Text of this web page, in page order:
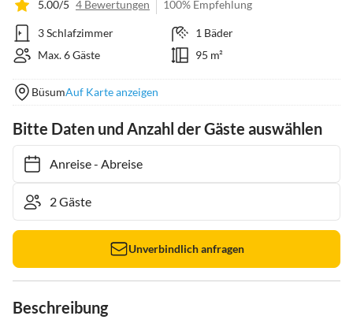
5.00/5 4 Bewertungen 100% Empfehlung
3 Schlafzimmer
1 Bäder
Max. 6 Gäste
95 m²
BüsumAuf Karte anzeigen
Bitte Daten und Anzahl der Gäste auswählen
Anreise- Abreise
Unverbindlich anfragen
Beschreibung